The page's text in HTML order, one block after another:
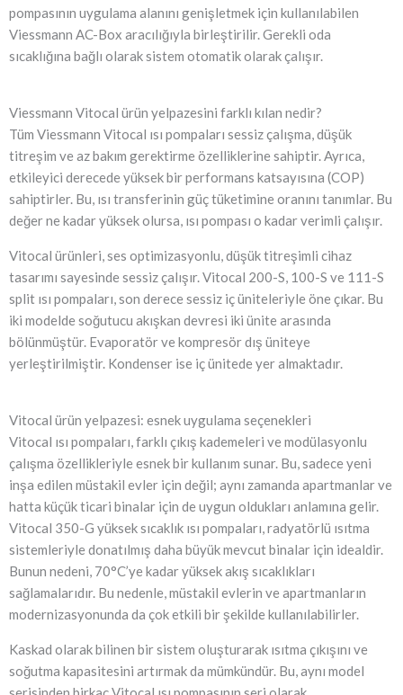
pompasının uygulama alanını genişletmek için kullanılabilen
Viessmann AC-Box aracılığıyla birleştirilir. Gerekli oda
sıcaklığına bağlı olarak sistem otomatik olarak çalışır.
Viessmann Vitocal ürün yelpazesini farklı kılan nedir?
Tüm Viessmann Vitocal ısı pompaları sessiz çalışma, düşük
titreşim ve az bakım gerektirme özelliklerine sahiptir. Ayrıca,
etkileyici derecede yüksek bir performans katsayısına (COP)
sahiptirler. Bu, ısı transferinin güç tüketimine oranını tanımlar. Bu
değer ne kadar yüksek olursa, ısı pompası o kadar verimli çalışır.
Vitocal ürünleri, ses optimizasyonlu, düşük titreşimli cihaz
tasarımı sayesinde sessiz çalışır. Vitocal 200-S, 100-S ve 111-S
split ısı pompaları, son derece sessiz iç üniteleriyle öne çıkar. Bu
iki modelde soğutucu akışkan devresi iki ünite arasında
bölünmüştür. Evaporatör ve kompresör dış üniteye
yerleştirilmiştir. Kondenser ise iç ünitede yer almaktadır.
Vitocal ürün yelpazesi: esnek uygulama seçenekleri
Vitocal ısı pompaları, farklı çıkış kademeleri ve modülasyonlu
çalışma özellikleriyle esnek bir kullanım sunar. Bu, sadece yeni
inşa edilen müstakil evler için değil; aynı zamanda apartmanlar ve
hatta küçük ticari binalar için de uygun oldukları anlamına gelir.
Vitocal 350-G yüksek sıcaklık ısı pompaları, radyatörlü ısıtma
sistemleriyle donatılmış daha büyük mevcut binalar için idealdir.
Bunun nedeni, 70°C’ye kadar yüksek akış sıcaklıkları
sağlamalarıdır. Bu nedenle, müstakil evlerin ve apartmanların
modernizasyonunda da çok etkili bir şekilde kullanılabilirler.
Kaskad olarak bilinen bir sistem oluşturarak ısıtma çıkışını ve
soğutma kapasitesini artırmak da mümkündür. Bu, aynı model